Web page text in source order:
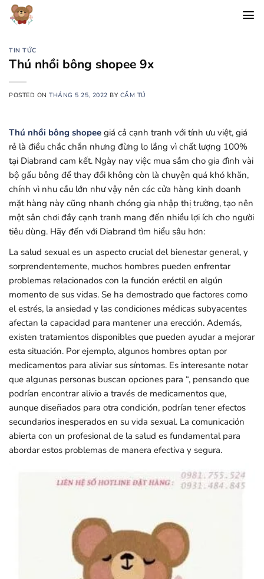
Chuyển
đến
dungTIN TỨC
Thú nhồi bông shopee 9x
POSTED ONTHÁNG 5 25, 2022 BY CẨM TÚ
Thú nhồi bông shopee giá cả cạnh tranh với tính ưu việt, giá
rẻ là điều chắc chắn nhưng đừng lo lắng vì chất lượng 100%
tại Diabrand cam kết. Ngày nay việc mua sắm cho gia đình vài
bộ gấu bông để thay đổi không còn là chuyện quá khó khăn,
chính vì nhu cầu lớn như vậy nên các cửa hàng kinh doanh
mặt hàng này cũng nhanh chóng gia nhập thị trường, tạo nên
một sân chơi đầy cạnh tranh mang đến nhiều lợi ích cho người
tiêu dùng. Hãy đến với Diabrand tìm hiểu sâu hơn:
La salud sexual es un aspecto crucial del bienestar general, y
sorprendentemente, muchos hombres pueden enfrentar
problemas relacionados con la función eréctil en algún
momento de sus vidas. Se ha demostrado que factores como
el estrés, la ansiedad y las condiciones médicas subyacentes
afectan la capacidad para mantener una erección. Además,
existen tratamientos disponibles que pueden ayudar a mejorar
esta situación. Por ejemplo, algunos hombres optan por
medicamentos para aliviar sus síntomas. Es interesante notar
que algunas personas buscan opciones para “, pensando que
podrían encontrar alivio a través de medicamentos que,
aunque diseñados para otra condición, podrían tener efectos
secundarios inesperados en su vida sexual. La comunicación
abierta con un profesional de la salud es fundamental para
abordar estos problemas de manera efectiva y segura.